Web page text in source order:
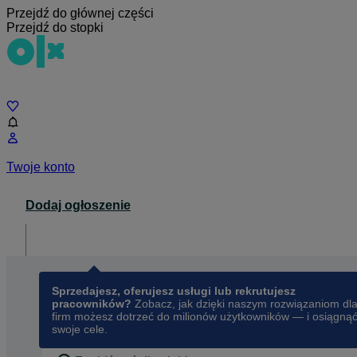
Przejdź do głównej części
Przejdź do stopki
Twoje konto
Dodaj ogłoszenie
Sprzedajesz, oferujesz usługi lub rekrutujesz
pracowników? Zobacz, jak dzięki naszym rozwiązaniom dla
firm możesz dotrzeć do milionów użytkowników — i osiągnąć
swoje cele.